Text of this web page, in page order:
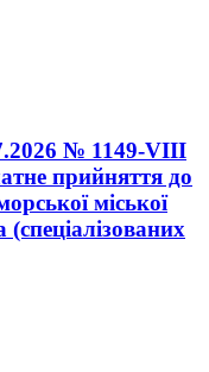
№ 1149-VIII
прийняття до
міської